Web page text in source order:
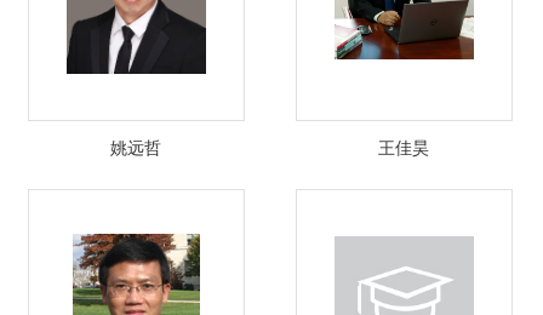
姚远哲 王佳昊